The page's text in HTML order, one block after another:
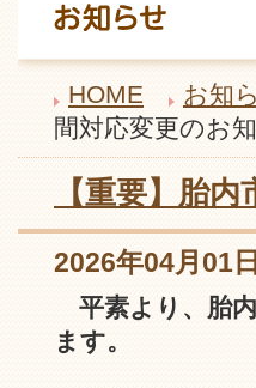
HOME お知
間対応変更のお
【重要】胎
2026年04月01日
平素より、胎
ます。